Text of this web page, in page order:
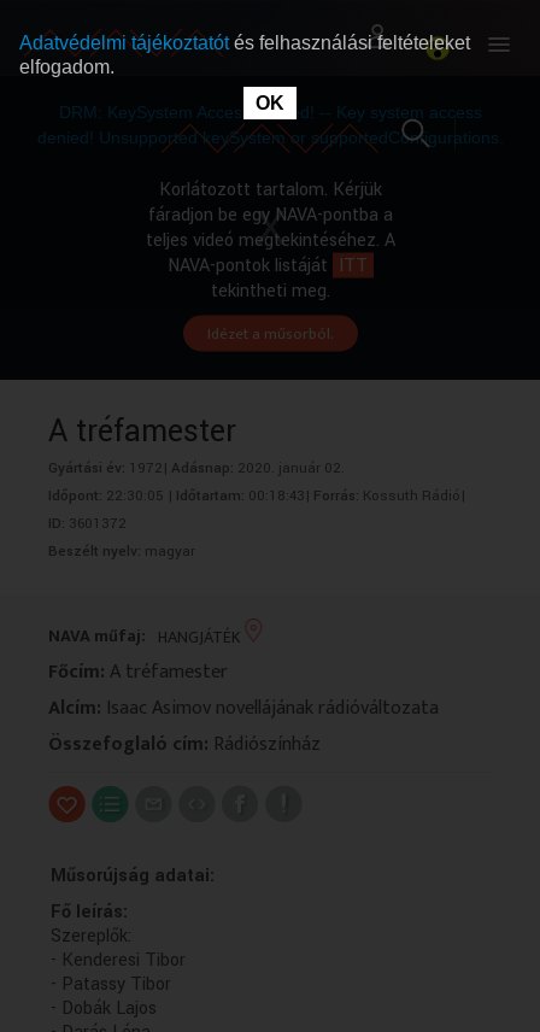
RÓLUNK
OKTATÁS
RÓLUNK
OKTATÁS
DRM: KeySystem Access Denied! -- Key system access
denied! Unsupported keySystem or supportedConfigurations.
Korlátozott tartalom. Kérjük
fáradjon be egy NAVA-pontba a
teljes videó megtekintéséhez. A
NAVA-pontok listáját ITT
tekintheti meg.
Idézet a műsorból.
A tréfamester
Gyártási év: 1972| Adásnap: 2020. január 02.
Időpont: 22:30:05 | Időtartam: 00:18:43| Forrás: Kossuth Rádió|
ID: 3601372
Beszélt nyelv: magyar
NAVA műfaj: HANGJÁTÉK
Főcím:A tréfamester
Alcím: Isaac Asimov novellájának rádióváltozata
Összefoglaló cím: Rádiószínház
Műsorújság adatai:
Fő leírás:
Szereplők:
- Kenderesi Tibor
- Patassy Tibor
- Dobák Lajos
Adatvédelmi tájékoztatótés felhasználási feltételeket
elfogadom.
OK